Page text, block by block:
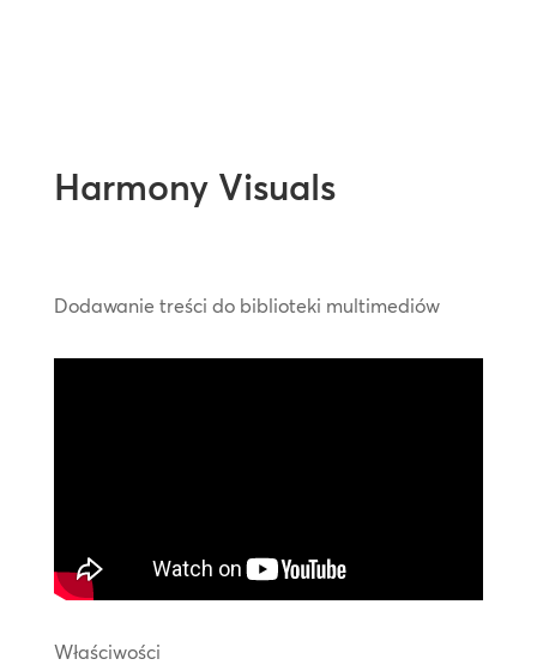
Harmony Visuals
Dodawanie treści do biblioteki multimediów
Właściwości